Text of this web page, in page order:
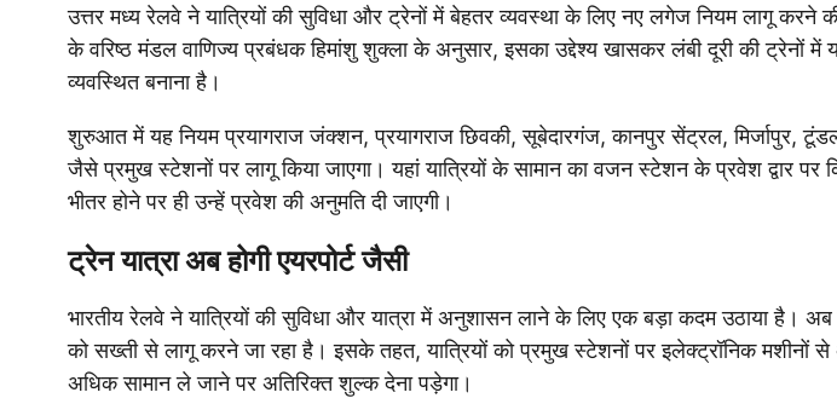
उत्तर मध्य रेलवे ने यात्रियों की सुविधा और ट्रेनों में बेहतर व्यवस्था के लिए नए लगेज नियम लागू करने
के वरिष्ठ मंडल वाणिज्य प्रबंधक हिमांशु शुक्ला के अनुसार, इसका उद्देश्य खासकर लंबी दूरी की ट्रेनों
व्यवस्थित बनाना है।
शुरुआत में यह नियम प्रयागराज जंक्शन, प्रयागराज छिवकी, सूबेदारगंज, कानपुर सेंट्रल, मिर्जापुर,
जैसे प्रमुख स्टेशनों पर लागू किया जाएगा। यहां यात्रियों के सामान का वजन स्टेशन के प्रवेश द्वार पर
भीतर होने पर ही उन्हें प्रवेश की अनुमति दी जाएगी।
ट्रेन यात्रा अब होगी एयरपोर्ट जैसी
भारतीय रेलवे ने यात्रियों की सुविधा और यात्रा में अनुशासन लाने के लिए एक बड़ा कदम उठाया है।
को सख्ती से लागू करने जा रहा है। इसके तहत, यात्रियों को प्रमुख स्टेशनों पर इलेक्ट्रॉनिक मशीनों से
अधिक सामान ले जाने पर अतिरिक्त शुल्क देना पड़ेगा।